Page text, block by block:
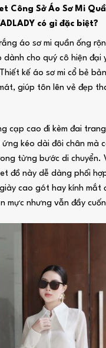
Công Sở Áo Sơ Mi
có gì đặc biệt?
áo sơ mi quần ống
dành cho quý cô hiện đại
kế áo sơ mi cổ bẻ
giúp tôn lên vẻ đẹp
cạp cao đi kèm đai
kéo dài đôi chân mà
từng bước di chuyển.
đồ này dễ dàng phối
cao gót hay kính mắt
mực nhưng vẫn đầy